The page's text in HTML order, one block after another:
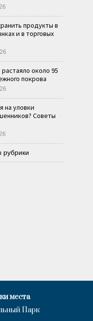
продукты в
и в торговых
около 95
покрова
на уловки
Советы
рубрики
места
Парк